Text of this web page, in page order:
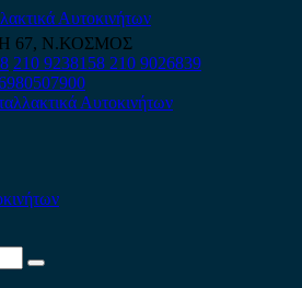
67, Ν.ΚΟΣΜΟΣ
210 9238158 210 9026839